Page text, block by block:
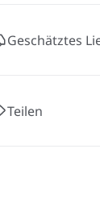
Geschätztes
Teilen